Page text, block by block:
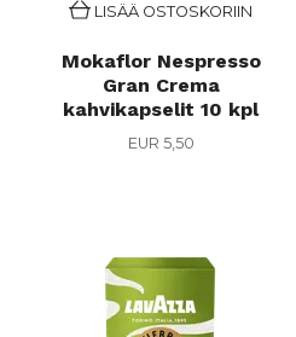
LISÄÄ OSTOSKORIIN
Mokaflor Nespresso
Gran Crema
kahvikapselit 10 kpl
EUR 5,50